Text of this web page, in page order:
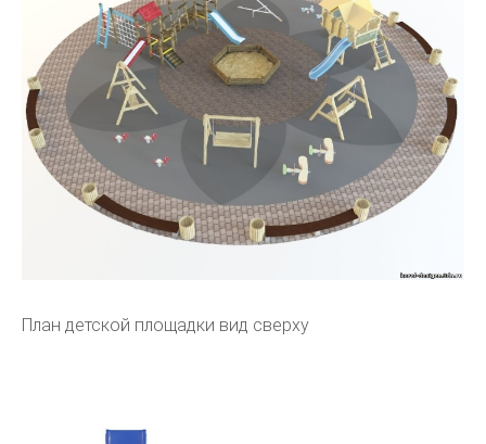
План детской площадки вид сверху